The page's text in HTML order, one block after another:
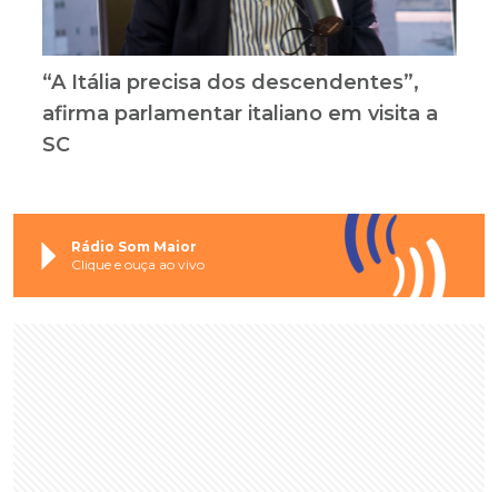
“A Itália precisa dos descendentes”,
afirma parlamentar italiano em visita a
SC
Rádio Som Maior
Clique e ouça ao vivo